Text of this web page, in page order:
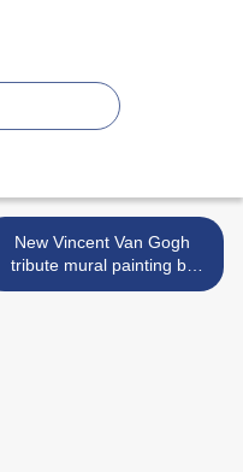
New Vincent Van Gogh
tribute mural painting by
Claudia Mejià >